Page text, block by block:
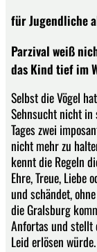
für Jugendliche
Parzival weiß
das Kind tief im
Selbst die Vögel
Sehnsucht nicht in
Tages zwei
nicht mehr zu
kennt die Regeln
Ehre, Treue,
und schändet,
die Gralsburg
Anfortas und stellt
Leid erlösen würde.